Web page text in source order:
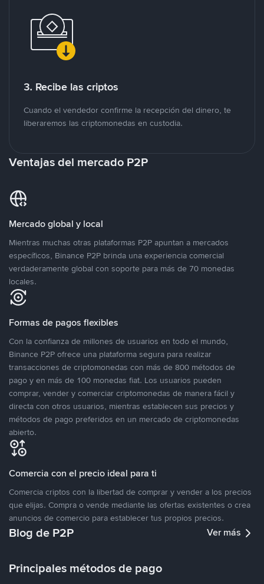
3. Recibe las criptos
Cuando el vendedor confirme la recepción del dinero, te
liberaremos las criptomonedas en custodia.
Ventajas del mercado P2P
Mercado global y local
Mientras muchas otras plataformas P2P apuntan a mercados
específicos, Binance P2P brinda una experiencia comercial
verdaderamente global con soporte para más de 70 monedas
locales.
Formas de pagos flexibles
Con la confianza de millones de usuarios en todo el mundo,
Binance P2P ofrece una plataforma segura para realizar
transacciones de criptomonedas con más de 800 métodos de
pago y en más de 100 monedas fiat. Los usuarios pueden
comprar, vender y comerciar criptomonedas de manera fácil y
directa con otros usuarios, mientras establecen sus precios y
métodos de pago preferidos en un mercado de criptomonedas
abierto.
Comercia con el precio ideal para ti
Comercia criptos con la libertad de comprar y vender a los precios
que elijas. Compra o vende mediante las ofertas existentes o crea
anuncios de comercio para establecer tus propios precios.
Blog de P2P Ver más
Principales métodos de pago